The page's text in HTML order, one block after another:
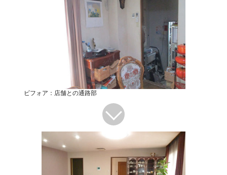
ビフォア：店舗との通路部